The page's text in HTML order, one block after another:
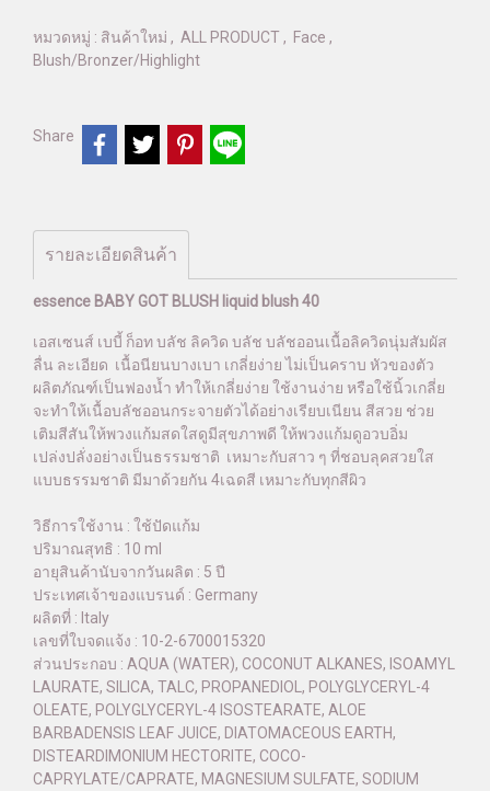
หมวดหมู่ : สินค้าใหม่ , ALL PRODUCT , Face ,
Blush/Bronzer/Highlight
Share
รายละเอียดสินค้า
essence BABY GOT BLUSH liquid blush 40
เอสเซนส์ เบบี้ ก็อท บลัช ลิควิด บลัช บลัชออนเนื้อลิควิดนุ่มสัมผัส
ลื่น ละเอียด เนื้อนียนบางเบา เกลี่ยง่าย ไม่เป็นคราบ หัวของตัว
ผลิตภัณฑ์เป็นฟองน้ำ ทำให้เกลี่ยง่าย ใช้งานง่าย หรือใช้นิ้วเกลี่ย
จะทำให้เนื้อบลัชออนกระจายตัวได้อย่างเรียบเนียน สีสวย ช่วย
เติมสีสันให้พวงแก้มสดใสดูมีสุขภาพดี ให้พวงแก้มดูอวบอิ่ม
เปล่งปลั่งอย่างเป็นธรรมชาติ เหมาะกับสาว ๆ ที่ชอบลุคสวยใส
แบบธรรมชาติ มีมาด้วยกัน 4เฉดสี เหมาะกับทุกสีผิว
วิธีการใช้งาน : ใช้ปัดแก้ม
ปริมาณสุทธิ : 10 ml
อายุสินค้านับจากวันผลิต : 5 ปี
ประเทศเจ้าของแบรนด์ : Germany
ผลิตที่ : Italy
เลขที่ใบจดแจ้ง : 10-2-6700015320
ส่วนประกอบ : AQUA (WATER), COCONUT ALKANES, ISOAMYL
LAURATE, SILICA, TALC, PROPANEDIOL, POLYGLYCERYL-4
OLEATE, POLYGLYCERYL-4 ISOSTEARATE, ALOE
BARBADENSIS LEAF JUICE, DIATOMACEOUS EARTH,
DISTEARDIMONIUM HECTORITE, COCO-
CAPRYLATE/CAPRATE, MAGNESIUM SULFATE, SODIUM